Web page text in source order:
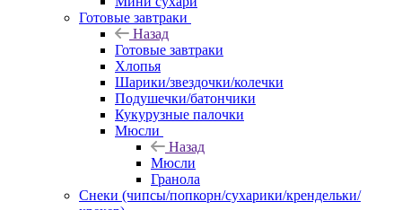
Готовые завтраки
Назад
Готовые завтраки
Хлопья
Шарики/звездочки/колечки
Подушечки/батончики
Кукурузные палочки
Мюсли
Назад
Мюсли
Гранола
Снеки (чипсы/попкорн/сухарики/крендельки/